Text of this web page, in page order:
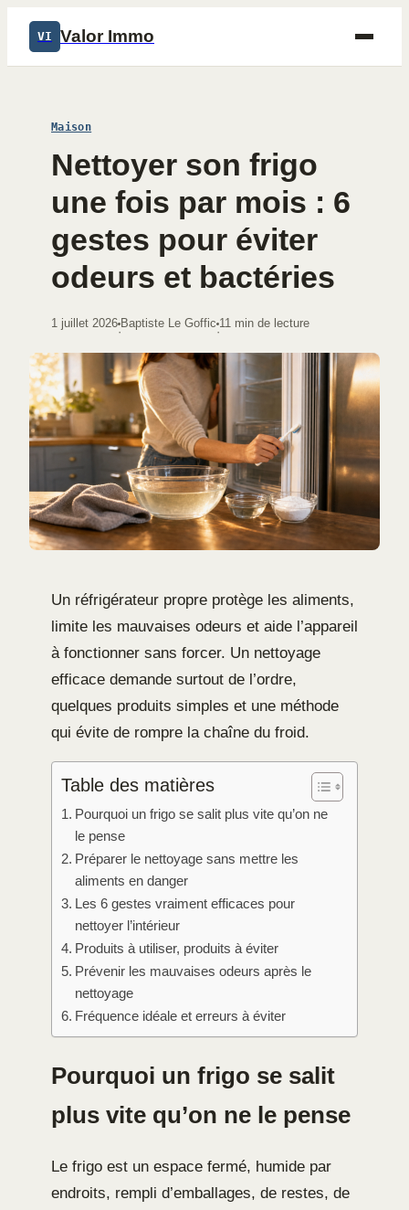
VI Valor Immo
Maison
Nettoyer son frigo
une fois par mois : 6
gestes pour éviter
odeurs et bactéries
1 juillet 2026
·
Baptiste Le Goffic
·
11 min de lecture
Un réfrigérateur propre protège les aliments,
limite les mauvaises odeurs et aide l’appareil
à fonctionner sans forcer. Un nettoyage
efficace demande surtout de l’ordre,
quelques produits simples et une méthode
qui évite de rompre la chaîne du froid.
Table des matières
Pourquoi un frigo se salit plus vite qu’on ne
le pense
Préparer le nettoyage sans mettre les
aliments en danger
Les 6 gestes vraiment efficaces pour
nettoyer l’intérieur
Produits à utiliser, produits à éviter
Prévenir les mauvaises odeurs après le
nettoyage
Fréquence idéale et erreurs à éviter
Pourquoi un frigo se salit
plus vite qu’on ne le pense
Le frigo est un espace fermé, humide par
endroits, rempli d’emballages, de restes, de